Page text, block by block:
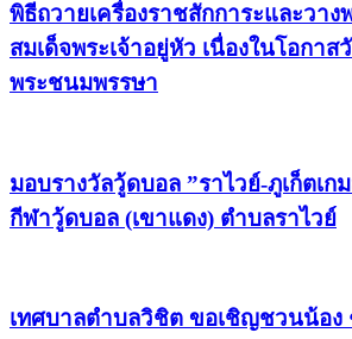
พิธีถวายเครื่องราชสักการะและวา
สมเด็จพระเจ้าอยู่หัว เนื่องในโอกาส
พระชนมพรรษา
มอบรางวัลวู้ดบอล ”ราไวย์-ภูเก็ตเก
กีฬาวู้ดบอล (เขาแดง) ตำบลราไวย์
เทศบาลตำบลวิชิต ขอเชิญชวนน้อง